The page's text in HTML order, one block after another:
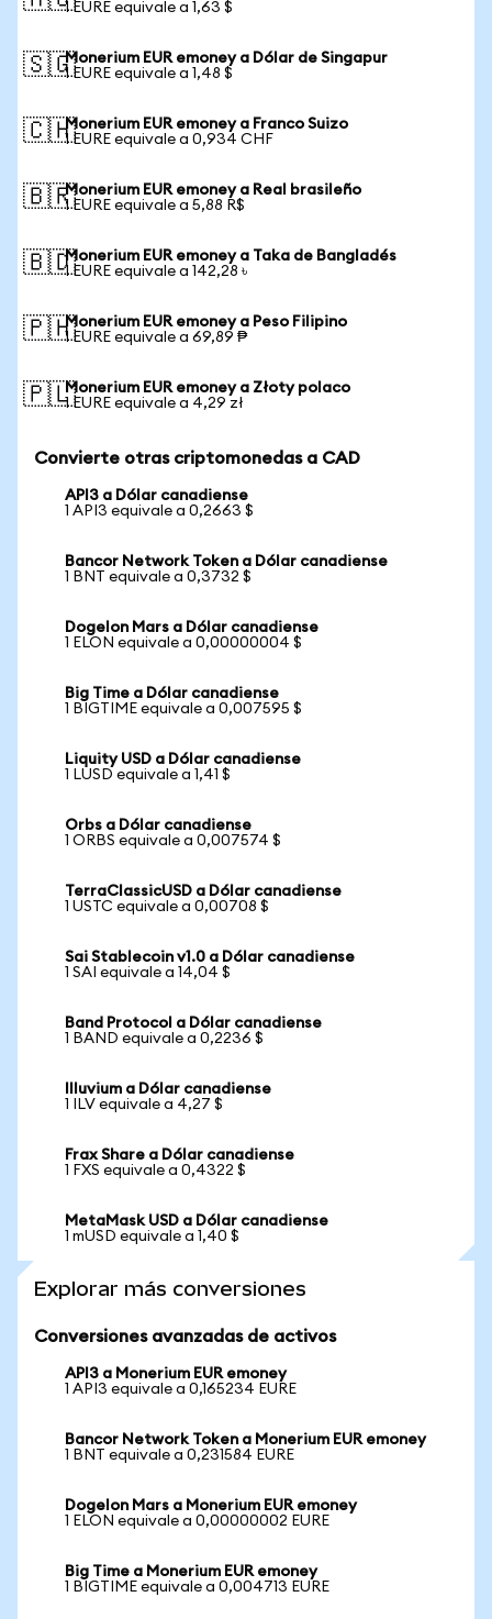
1 EURE equivale a 1,63 $
🇸🇬Monerium EUR emoney a Dólar de Singapur
1 EURE equivale a 1,48 $
🇨🇭Monerium EUR emoney a Franco Suizo
1 EURE equivale a 0,934 CHF
🇧🇷Monerium EUR emoney a Real brasileño
1 EURE equivale a 5,88 R$
🇧🇩Monerium EUR emoney a Taka de Bangladés
1 EURE equivale a 142,28 ৳
🇵🇭Monerium EUR emoney a Peso Filipino
1 EURE equivale a 69,89 ₱
🇵🇱Monerium EUR emoney a Złoty polaco
1 EURE equivale a 4,29 zł
Convierte otras criptomonedas a CAD
API3 a Dólar canadiense
1 API3 equivale a 0,2663 $
Bancor Network Token a Dólar canadiense
1 BNT equivale a 0,3732 $
Dogelon Mars a Dólar canadiense
1 ELON equivale a 0,00000004 $
Big Time a Dólar canadiense
1 BIGTIME equivale a 0,007595 $
Liquity USD a Dólar canadiense
1 LUSD equivale a 1,41 $
Orbs a Dólar canadiense
1 ORBS equivale a 0,007574 $
TerraClassicUSD a Dólar canadiense
1 USTC equivale a 0,00708 $
Sai Stablecoin v1.0 a Dólar canadiense
1 SAI equivale a 14,04 $
Band Protocol a Dólar canadiense
1 BAND equivale a 0,2236 $
Illuvium a Dólar canadiense
1 ILV equivale a 4,27 $
Frax Share a Dólar canadiense
1 FXS equivale a 0,4322 $
MetaMask USD a Dólar canadiense
1 mUSD equivale a 1,40 $
Explorar más conversiones
Conversiones avanzadas de activos
API3 a Monerium EUR emoney
1 API3 equivale a 0,165234 EURE
Bancor Network Token a Monerium EUR emoney
1 BNT equivale a 0,231584 EURE
Dogelon Mars a Monerium EUR emoney
1 ELON equivale a 0,00000002 EURE
Big Time a Monerium EUR emoney
1 BIGTIME equivale a 0,004713 EURE